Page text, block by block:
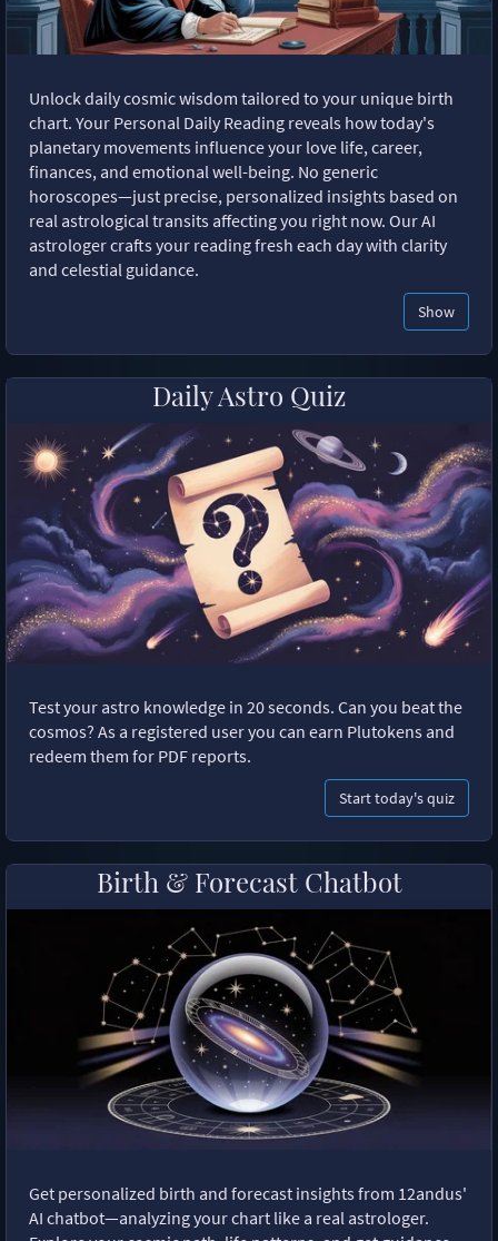
Unlock daily cosmic wisdom tailored to your unique birth
chart. Your Personal Daily Reading reveals how today's
planetary movements influence your love life, career,
finances, and emotional well-being. No generic
horoscopes—just precise, personalized insights based on
real astrological transits affecting you right now. Our AI
astrologer crafts your reading fresh each day with clarity
and celestial guidance.
Show
Daily Astro Quiz
Test your astro knowledge in 20 seconds. Can you beat the
cosmos? As a registered user you can earn Plutokens and
redeem them for PDF reports.
Start today's quiz
Birth & Forecast Chatbot
Get personalized birth and forecast insights from 12andus'
AI chatbot—analyzing your chart like a real astrologer.